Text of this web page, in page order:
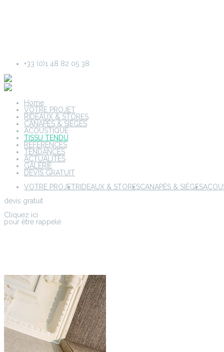
+33 (0)1 48 82 05 38
Home
VOTRE PROJET
RIDEAUX & STORES
CANAPÉS & SIÈGES
ACOUSTIQUE
TISSU TENDU
RÉFÉRENCES
TENDANCES
ACTUALITÉS
GALERIE
DEVIS GRATUIT
VOTRE PROJETRIDEAUX & STORESCANAPÉS & SIÈGES
devis gratuit
Cliquez ici
pour être rappelé